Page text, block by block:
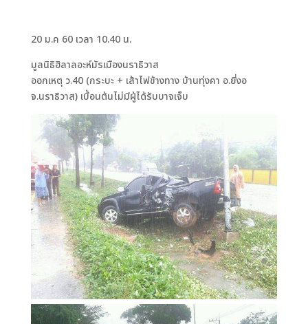
20 ม.ค 60 เวลา 10.40 น.
มูลนิธิฮิลาลอะห์มัรเมืองนราธิวาส
ออกเหตุ ว.40 (กระบะ + เส้าไฟข้างทาง บ้านทุ่งคา อ.ยี่งอ
จ.นราธิวาส) เบื้อนต้นไม่มีผู้ได้รับบาจเจ็บ